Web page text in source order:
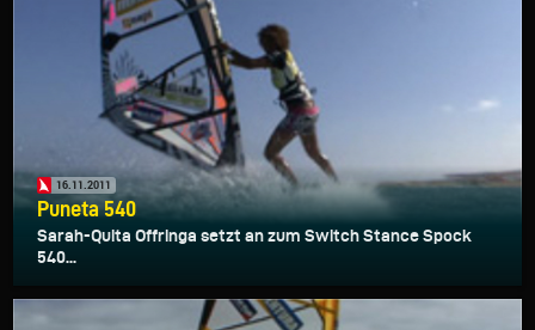
16.11.2011
Puneta 540
Sarah-Quita Offringa setzt an zum Switch Stance Spock
540...